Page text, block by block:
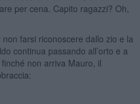
per cena. Capito ragazzi? Oh,
farsi riconoscere dallo zio e la
continua passando all’orto e a
non arriva Mauro, il